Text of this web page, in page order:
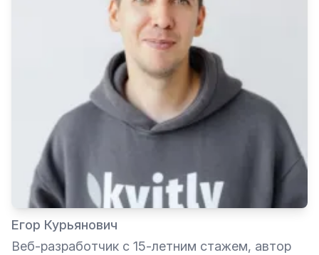
Егор Курьянович
Веб-разработчик с 15-летним стажем, автор